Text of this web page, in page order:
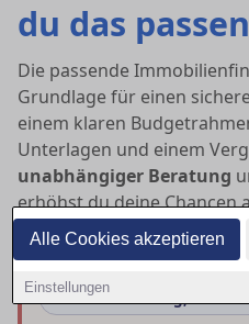
Alle Cookies akzeptieren
Einstellungen
du das
Die passende
Grundlage für einen
einem klaren
Unterlagen und einem
unabhängiger Beratung
erhöhst du deine Chancen
auf eine schnelle Zusage.
Erst Finanzierung, dann